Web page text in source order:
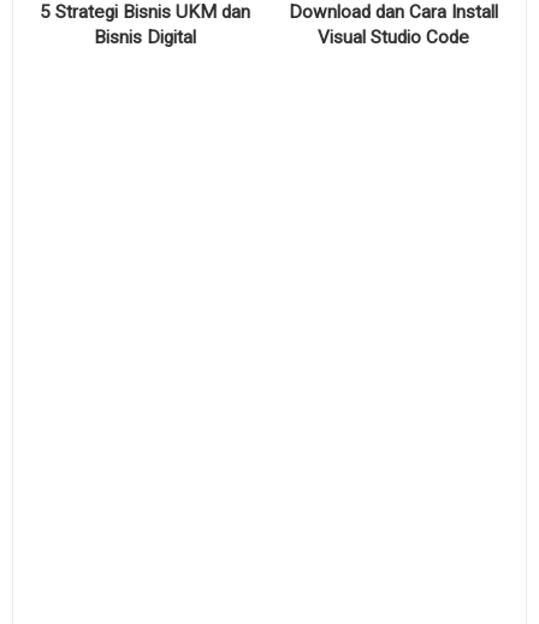
5 Strategi Bisnis UKM dan
Bisnis Digital
Download dan Cara Install
Visual Studio Code